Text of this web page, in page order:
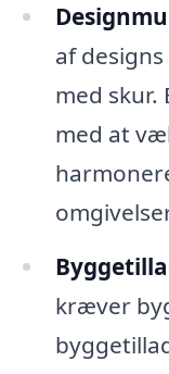
af
med
med at
kræver